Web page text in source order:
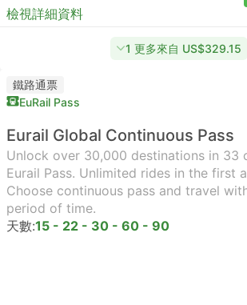
檢視詳細資料
1 更多來自 US$329.15
鐵路通票
EuRail Pass
Eurail Global Continuous Pass
Unlock over 30,000 destinations in 33
Eurail Pass. Unlimited rides in the first
Choose continuous pass and travel
period of time.
天數:15 - 22 - 30 - 60 - 90